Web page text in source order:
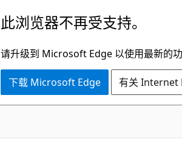
此浏览器不再受支持。
请升级到 Microsoft Edge 以使用最新的功
下载 Microsoft Edge 有关 Internet